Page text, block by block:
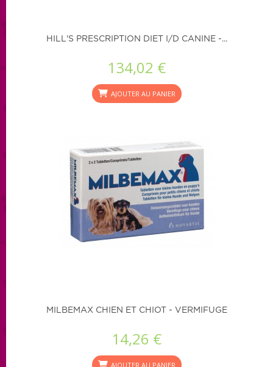
HILL'S PRESCRIPTION DIET I/D CANINE -...
134,02 €
AJOUTER AU PANIER
MILBEMAX CHIEN ET CHIOT - VERMIFUGE
14,26 €
AJOUTER AU PANIER